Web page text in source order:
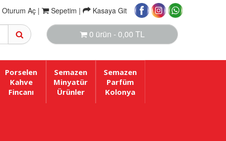
Oturum Aç | Sepetim | Kasaya Git
0 ürün - 0,00 TL
Porselen
Kahve
Fincanı
Semazen
Minyatür
Ürünler
Semazen
Parfüm
Kolonya